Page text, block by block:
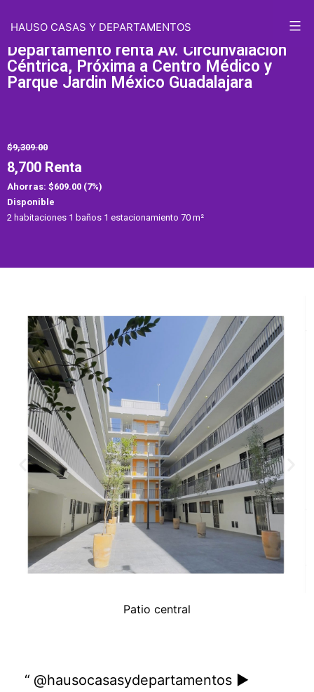
HAUSO CASAS Y DEPARTAMENTOS
Departamento renta Av. Circunvalación
Céntrica, Próxima a Centro Médico y
Parque Jardin México Guadalajara
$9,309.00
8,700 Renta
Ahorras: $609.00 (7%)
Disponible
2 habitaciones 1 baños 1 estacionamiento 70 m²
Patio central
@hausocasasydepartamentos►